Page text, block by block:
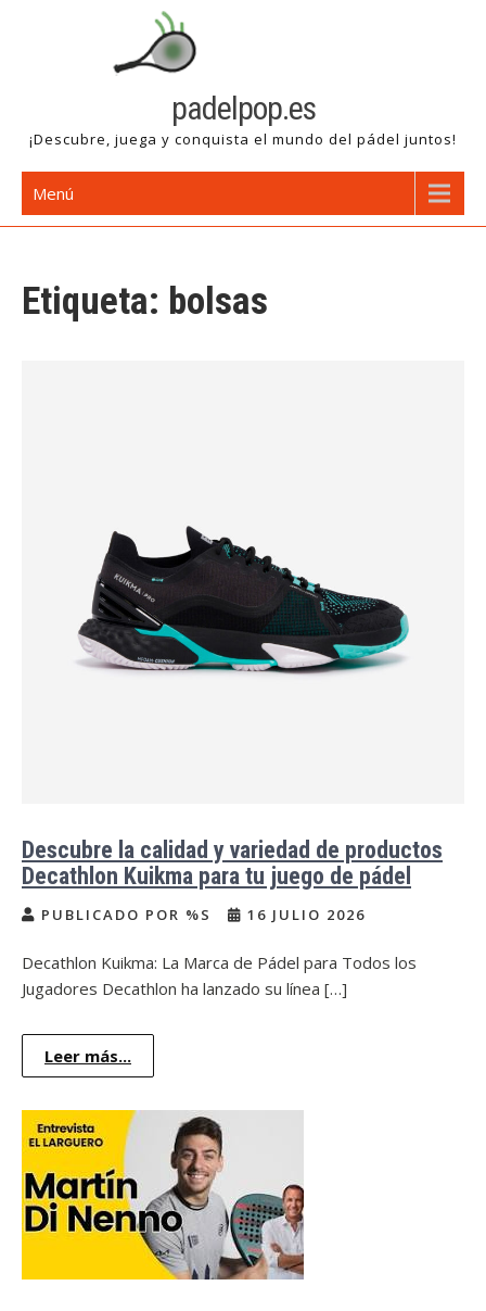
padelpop.es
¡Descubre, juega y conquista el mundo del pádel juntos!
Menú
Etiqueta: bolsas
Descubre la calidad y variedad de productos
Decathlon Kuikma para tu juego de pádel
PUBLICADO POR %S 16 JULIO 2026
Decathlon Kuikma: La Marca de Pádel para Todos los
Jugadores Decathlon ha lanzado su línea […]
Leer más...